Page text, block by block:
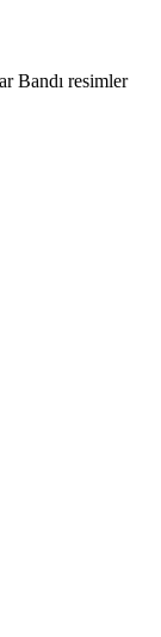
Bandı resimler